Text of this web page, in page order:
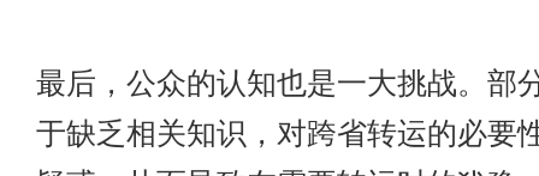
最后，公众的认知也是一大挑战。部
于缺乏相关知识，对跨省转运的必要